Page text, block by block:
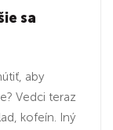
sa
aby
Vedci teraz
kofeín. Iný